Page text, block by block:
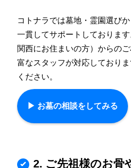
コトナラでは墓地・霊園選び
一貫してサポートしておりま
関西にお住まいの方）からの
富なスタッフが対応しておりま
ください。
▶︎ お墓の相談をしてみる
2. ご先祖様のお骨